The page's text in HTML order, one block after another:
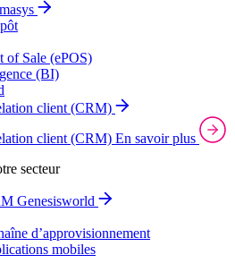
of Sale (ePOS)
(BI)
client (CRM)
client (CRM) En savoir plus
secteur
Genesisworld
d’approvisionnement
mobiles